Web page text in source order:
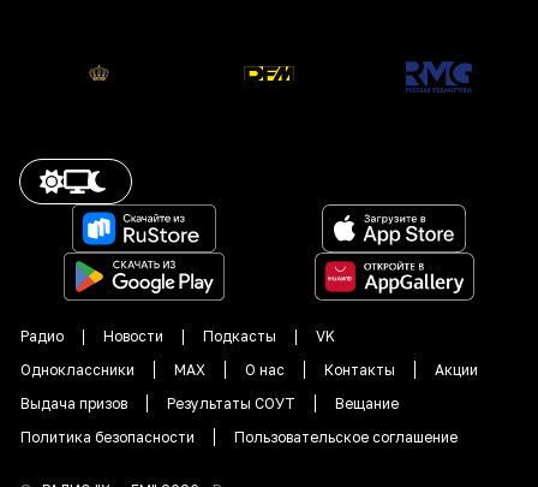
Радио Новости Подкасты
VK
Одноклассники
MAX О нас Контакты
Акции
Выдача призов
Результаты СОУТ
Вещание
Политика безопасности
Пользовательское соглашение